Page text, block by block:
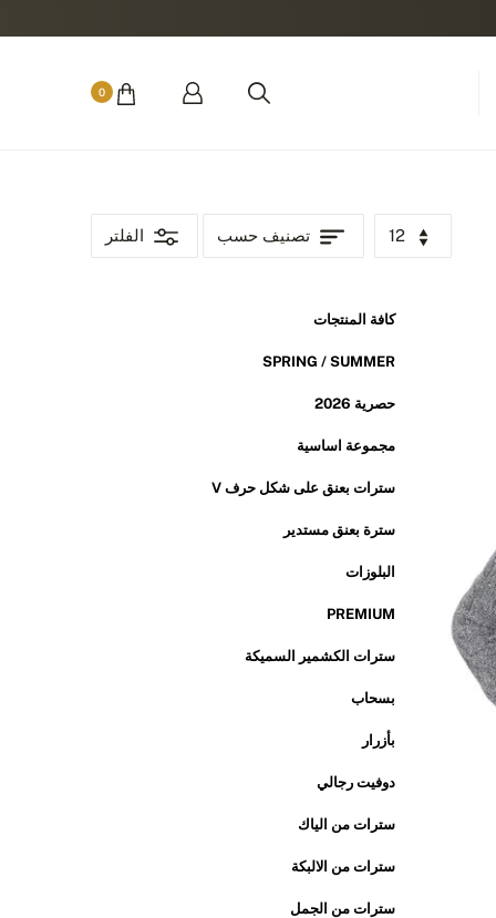
0
تصنيف حسب الفلتر
كافة المنتجات
SPRING / SUMMER
حصرية 2026
مجموعة اساسية
سترات بعنق على شكل حرف V
سترة بعنق مستدير
البلوزات
PREMIUM
سترات الكشمير السميكة
بسحاب
بأزرار
دوفيت رجالي
سترات من الياك
سترات من الالبكة
سترات من الجمل